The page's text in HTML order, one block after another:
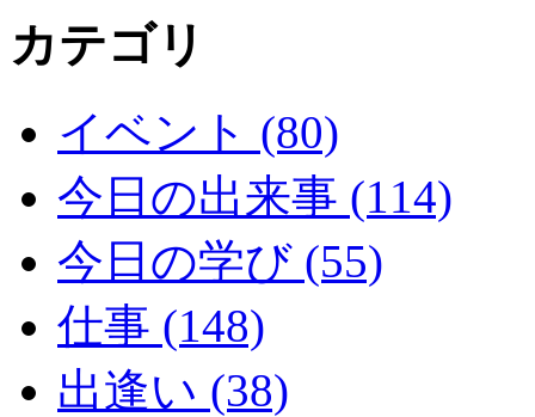
カテゴリ
イベント (80)
今日の出来事 (114)
今日の学び (55)
仕事 (148)
出逢い (38)